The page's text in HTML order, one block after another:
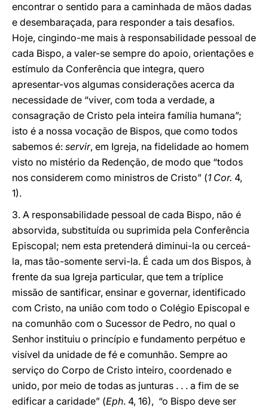
encontrar o sentido para a caminhada de mãos dadas
e desembaraçada, para responder a tais desafios.
Hoje, cingindo-me mais à responsabilidade pessoal de
cada Bispo, a valer-se sempre do apoio, orientações e
estímulo da Conferência que integra, quero
apresentar-vos algumas considerações acerca da
necessidade de “viver, com toda a verdade, a
consagração de Cristo pela inteira família humana”;
isto é a nossa vocação de Bispos, que como todos
sabemos é: servir, em Igreja, na fidelidade ao homem
visto no mistério da Redenção, de modo que “todos
nos considerem como ministros de Cristo” (1 Cor. 4,
1).
3. A responsabilidade pessoal de cada Bispo, não é
absorvida, substituída ou suprimida pela Conferência
Episcopal; nem esta pretenderá diminui-la ou cerceá-
la, mas tão-somente servi-la. É cada um dos Bispos, à
frente da sua Igreja particular, que tem a tríplice
missão de santificar, ensinar e governar, identificado
com Cristo, na união com todo o Colégio Episcopal e
na comunhão com o Sucessor de Pedro, no qual o
Senhor instituiu o princípio e fundamento perpétuo e
visível da unidade de fé e comunhão. Sempre ao
serviço do Corpo de Cristo inteiro, coordenado e
unido, por meio de todas as junturas . . . a fim de se
edificar a caridade” (Eph. 4, 16), “o Bispo deve ser